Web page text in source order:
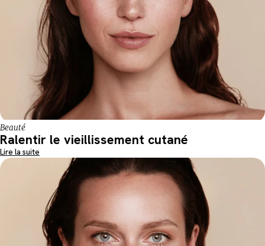
Beauté
Ralentir le vieillissement cutané
Lire la suite